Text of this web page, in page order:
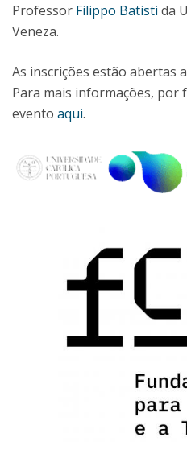
Professor Filippo Batisti da
Veneza.
As inscrições estão abertas
Para mais informações, por
evento aqui.